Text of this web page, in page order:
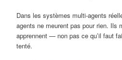
Dans les systèmes multi-agents
agents ne meurent pas pour rien. Ils
apprennent — non pas ce qu’il faut
tenté.